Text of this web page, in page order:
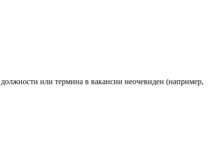
или термина в вакансии неочевиден (например,